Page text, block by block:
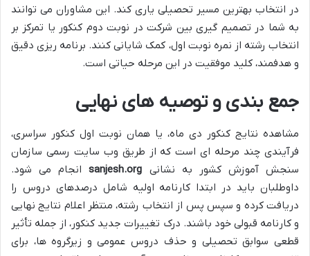
در انتخاب بهترین مسیر تحصیلی یاری کند. این مشاوران می توانند
به شما در تصمیم گیری بین شرکت در نوبت دوم کنکور یا تمرکز بر
انتخاب رشته از نمره نوبت اول، کمک شایانی کنند. برنامه ریزی دقیق
و هدفمند، کلید موفقیت در این مرحله حیاتی است.
جمع بندی و توصیه های نهایی
مشاهده نتایج کنکور دی ماه، یا همان نوبت اول کنکور سراسری،
فرآیندی چند مرحله ای است که از طریق وب سایت رسمی سازمان
سنجش آموزش کشور به نشانی sanjesh.orgانجام می شود.
داوطلبان باید در ابتدا کارنامه اولیه شامل درصدهای دروس را
دریافت کرده و سپس پس از انتخاب رشته، منتظر اعلام نتایج نهایی
و کارنامه قبولی خود باشند. درک تغییرات جدید کنکور، از جمله تأثیر
قطعی سوابق تحصیلی و حذف دروس عمومی و زیرگروه ها، برای